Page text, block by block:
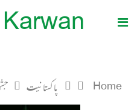
Home پاکستانیت